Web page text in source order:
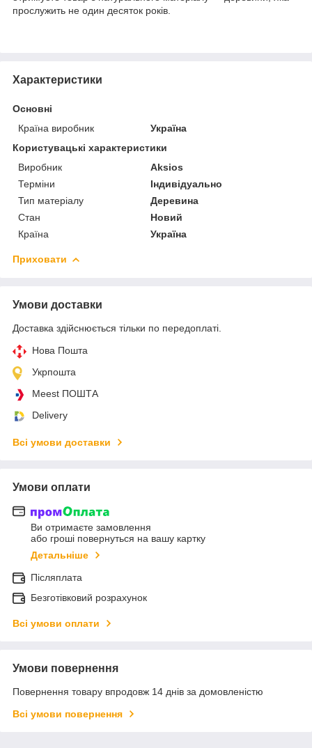
прослужить не один десяток років.
Характеристики
Основні
Країна виробник
Україна
Користувацькi характеристики
Виробник
Aksios
Терміни
Індивідуально
Тип матеріалу
Деревина
Стан
Новий
Країна
Україна
Приховати
Умови доставки
Доставка здійснюється тільки по передоплаті.
Нова Пошта
Укрпошта
Meest ПОШТА
Delivery
Всі умови доставки
Умови оплати
Ви отримаєте замовлення
або гроші повернуться на вашу картку
Детальніше
Післяплата
Безготівковий розрахунок
Всі умови оплати
Умови повернення
Повернення товару впродовж 14 днів за домовленістю
Всі умови повернення